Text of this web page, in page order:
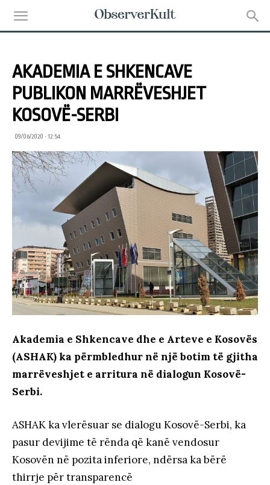
AKADEMIA E SHKENCAVE
PUBLIKON MARRËVESHJET
KOSOVË-SERBI
09/06/2020 • 12:54
Akademia e Shkencave dhe e Arteve e Kosovës
(ASHAK) ka përmbledhur në një botim të gjitha
marrëveshjet e arritura në dialogun Kosovë-
Serbi.
ASHAK ka vlerësuar se dialogu Kosovë-Serbi, ka
pasur devijime të rënda që kanë vendosur
Kosovën në pozita inferiore, ndërsa ka bërë
thirrje për transparencë